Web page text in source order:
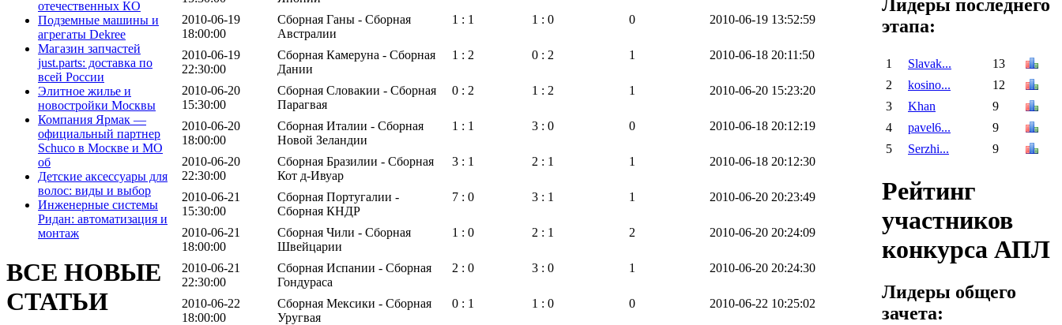
отечественных КО
Подземные машины и
агрегаты Dekree
Магазин запчастей
just.parts: доставка по
всей России
Элитное жилье и
новостройки Москвы
Компания Ярмак —
официальный партнер
Schuco в Москве и МО
об
Детские аксессуары для
волос: виды и выбор
Инженерные системы
Ридан: автоматизация и
монтаж
ВСЕ НОВЫЕ
СТАТЬИ
2010-06-19
18:00:00
Сборная Ганы - Сборная
Австралии
1 : 1 1 : 0 0 2010-06-19 13:52:59
2010-06-19
22:30:00
Сборная Камеруна - Сборная
Дании
1 : 2 0 : 2 1 2010-06-18 20:11:50
2010-06-20
15:30:00
Сборная Словакии - Сборная
Парагвая
0 : 2 1 : 2 1 2010-06-20 15:23:20
2010-06-20
18:00:00
Сборная Италии - Сборная
Новой Зеландии
1 : 1 3 : 0 0 2010-06-18 20:12:19
2010-06-20
22:30:00
Сборная Бразилии - Сборная
Кот д-Ивуар
3 : 1 2 : 1 1 2010-06-18 20:12:30
2010-06-21
15:30:00
Сборная Португалии -
Сборная КНДР
7 : 0 3 : 1 1 2010-06-20 20:23:49
2010-06-21
18:00:00
Сборная Чили - Сборная
Швейцарии
1 : 0 2 : 1 2 2010-06-20 20:24:09
2010-06-21
22:30:00
Сборная Испании - Сборная
Гондураса
2 : 0 3 : 0 1 2010-06-20 20:24:30
2010-06-22
18:00:00
Сборная Мексики - Сборная
Уругвая
0 : 1 1 : 0 0 2010-06-22 10:25:02
Лидеры последнего
этапа:
1 Slavak...
13
2
kosino...
12
3
Khan
9
4
pavel6...
9
5
Serzhi... 9
Рейтинг
участников
конкурса АПЛ
Лидеры общего
зачета: